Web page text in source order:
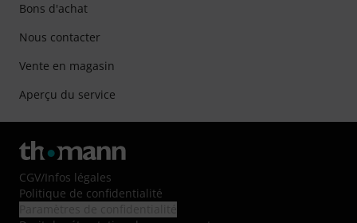
Bons d'achat
Nous contacter
Vente en magasin
Aperçu du service
CGV/Infos légales
Politique de confidentialité